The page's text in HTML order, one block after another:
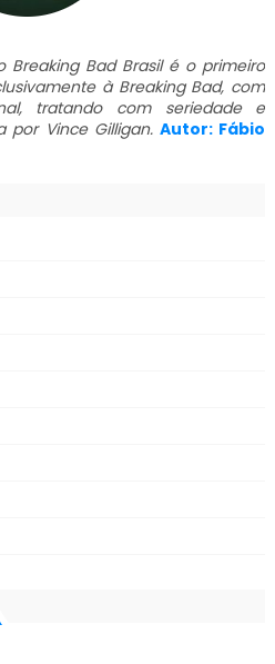
Breaking Bad Brasil é o primeiro
à Breaking Bad, com
tratando com seriedade e
por Vince Gilligan. Autor: Fábio